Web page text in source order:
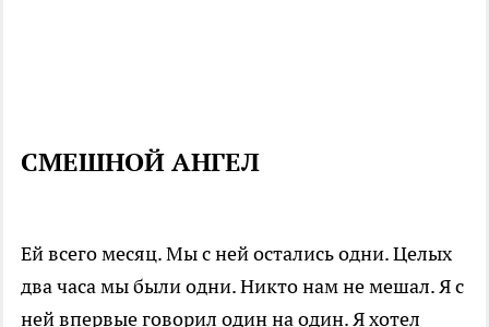
СМЕШНОЙ АНГЕЛ
Ей всего месяц. Мы с ней остались одни. Целых
два часа мы были одни. Никто нам не мешал. Я с
ней впервые говорил один на один. Я хотел